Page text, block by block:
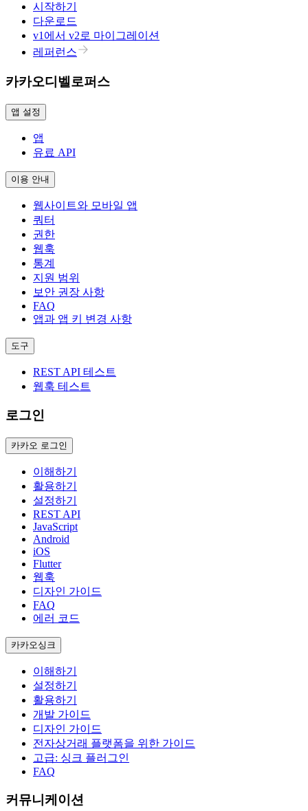
시작하기
다운로드
v1에서 v2로 마이그레이션
레퍼런스
카카오디벨로퍼스
앱 설정
앱
유료 API
이용 안내
웹사이트와 모바일 앱
쿼터
권한
웹훅
통계
지원 범위
보안 권장 사항
FAQ
앱과 앱 키 변경 사항
도구
REST API 테스트
웹훅 테스트
로그인
카카오 로그인
이해하기
활용하기
설정하기
REST API
JavaScript
Android
iOS
Flutter
웹훅
디자인 가이드
FAQ
에러 코드
카카오싱크
이해하기
설정하기
활용하기
개발 가이드
디자인 가이드
전자상거래 플랫폼을 위한 가이드
고급: 싱크 플러그인
FAQ
커뮤니케이션